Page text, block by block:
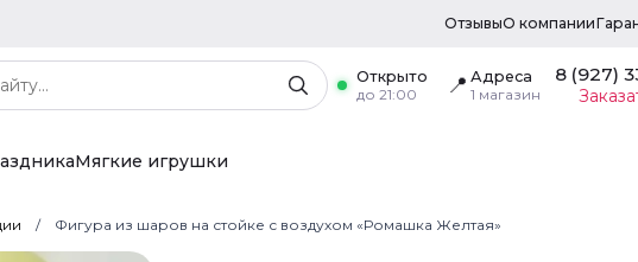
ОтзывыО компании
Открыто
до 21:00
📍 Адреса
1 магазин
8 (927)
Мягкие игрушки
Фигура из шаров на стойке с воздухом «Ромашка Желтая»